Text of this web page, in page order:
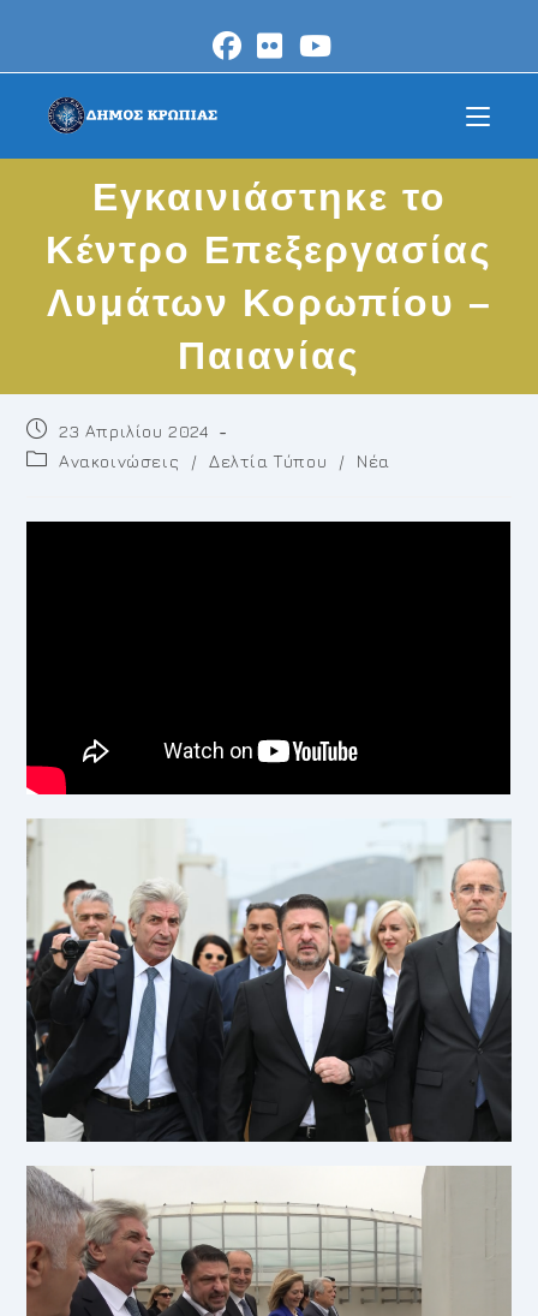
content
Εγκαινιάστηκε το
Κέντρο Επεξεργασίας
Λυμάτων Κορωπίου –
Παιανίας
Post
published:
23 Απριλίου 2024
PostΑνακοινώσεις / Δελτία Τύπου / Νέα